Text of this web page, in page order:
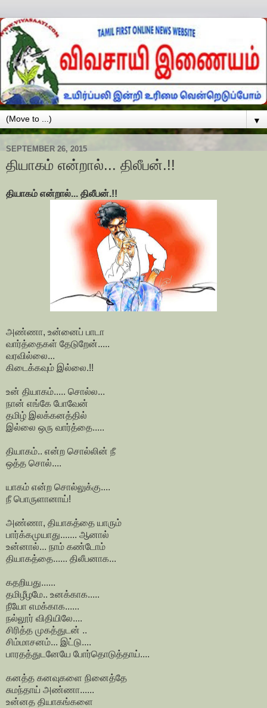
▼
SEPTEMBER 26, 2015
தியாகம் என்றால்... திலீபன்.!!
தியாகம் என்றால்... திலீபன்.!!
அண்ணா, உன்னைப் பாடா
வார்த்தைகள் தேடுறேன்.....
வரவில்லை...
கிடைக்கவும் இல்லை.!!
உன் தியாகம்..... சொல்ல...
நான் எங்கே போவேன்
தமிழ் இலக்கனத்தில்
இல்லை ஒரு வார்த்தை.....
தியாகம்.. என்ற சொல்லின் நீ
ஒத்த சொல்....
யாகம் என்ற சொல்லுக்கு....
நீ பொருளானாய்!
அண்ணா, தியாகத்தை யாரும்
பார்க்கமுயாது....... ஆனால்
உன்னால்... நாம் கண்டோம்
தியாகத்தை...... திலீபனாக...
கதறியது......
தமிழீழமே.. உனக்காக.....
நீயோ எமக்காக......
நல்லூர் விதியிலே....
சிரித்த முகத்துடன் ..
சிம்மாசனம்... இட்டு....
பாரதத்துடனேயே போர்தொடுத்தாய்....
கனத்த கனவுகளை நினைத்தே
சுமந்தாய் அண்ணா......
உன்னத தியாகங்களை